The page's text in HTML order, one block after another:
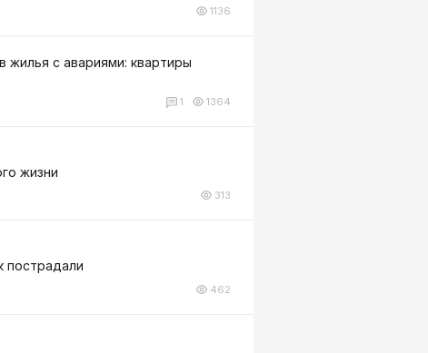
1136
жилья с авариями: квартиры
1 1364
жизни
313
пострадали
462